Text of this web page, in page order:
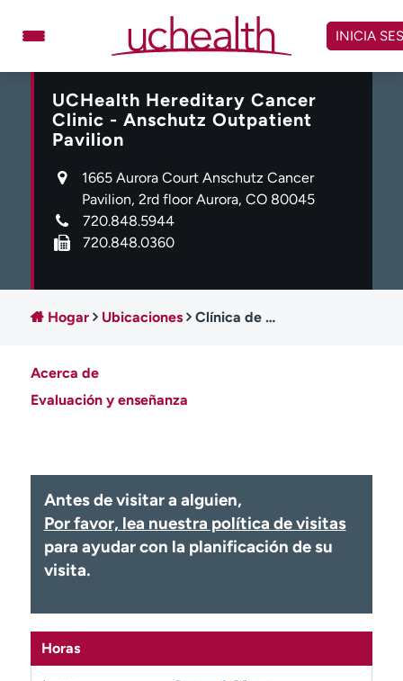
contenido
Médicos
Especialidades
Ubicaciones
Programar cita
Facturación y precios
Inicie sesión en My Health Connection
Acerca de UCHealth
Ready. Set. CO.
Atención a medios de
comunicación
Asistencia financiera
Contáctenos Noticias e historias
INICIA
UCHealth Hereditary Cancer
Clinic - Anschutz Outpatient
Pavilion
1665 Aurora Court Anschutz Cancer
Pavilion, 2rd floor Aurora, CO 80045
720.848.5944
720.848.0360
Hogar Ubicaciones Clínica de Cáncer Hereditario UCHealth - Pabellón Ambulatorio Anschutz
Acerca de
Evaluación y enseñanza
Antes de visitar a alguien,
Por favor, lea nuestra política de visitas
para ayudar con la planificación de su
visita.
Horas